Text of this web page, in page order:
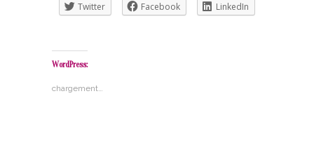
Twitter Facebook LinkedIn
WordPress:
chargement…